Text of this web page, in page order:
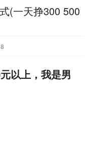
(一天挣300 500
以上，我是男